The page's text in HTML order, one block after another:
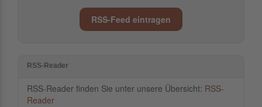
RSS-Feed eintragen
RSS-Reader
RSS-Reader finden Sie unter unsere Übersicht: RSS-
Reader